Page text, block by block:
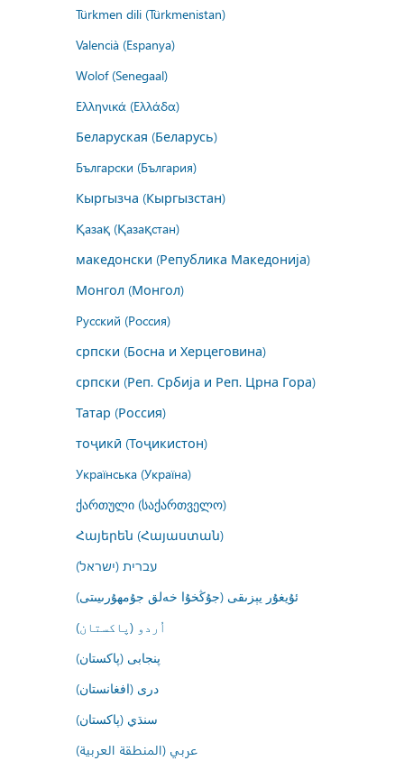
Türkmen dili (Türkmenistan)
Valencià (Espanya)
Wolof (Senegaal)
Ελληνικά (Ελλάδα)
Беларуская (Беларусь)
Български (България)
Кыргызча (Кыргызстан)
Қазақ (Қазақстан)
македонски (Република Македонија)
Монгол (Монгол)
Русский (Россия)
српски (Босна и Херцеговина)
српски (Реп. Србија и Реп. Црна Гора)
Татар (Россия)
тоҷикӣ (Тоҷикистон)
Українська (Україна)
ქართული (საქართველო)
Հայերեն (Հայաստան)
עברית (ישראל)
ئۇيغۇر يېزىقى (جۇڭخۇا خەلق جۇمھۇرىيىتى)
اُردو (پاکستان)
پنجابی (پاکستان)
درى (افغانستان)
سنڌي (پاکستان)
عربي (المنطقة العربية)